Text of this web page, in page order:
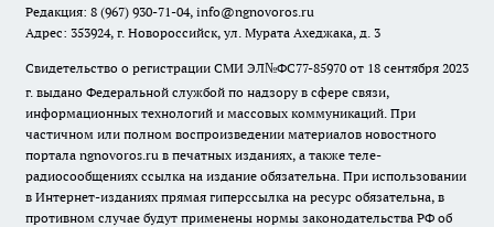
Редакция: 8 (967) 930-71-04, info@ngnovoros.ru
Адрес: 353924, г. Новороссийск, ул. Мурата Ахеджака, д. 3
Свидетельство о регистрации СМИ ЭЛ№ФС77-85970 от 18 сентября 2023
г. выдано Федеральной службой по надзору в сфере связи,
информационных технологий и массовых коммуникаций. При
частичном или полном воспроизведении материалов новостного
портала ngnovoros.ru в печатных изданиях, а также теле-
радиосообщениях ссылка на издание обязательна. При использовании
в Интернет-изданиях прямая гиперссылка на ресурс обязательна, в
противном случае будут применены нормы законодательства РФ об